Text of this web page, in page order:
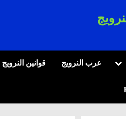
Toggleعرب النرويج قوانين النرويج